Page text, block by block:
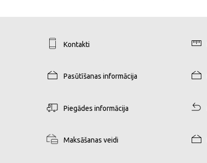
Kontakti
Pasūtīšanas informācija
Piegādes informācija
Maksāšanas veidi